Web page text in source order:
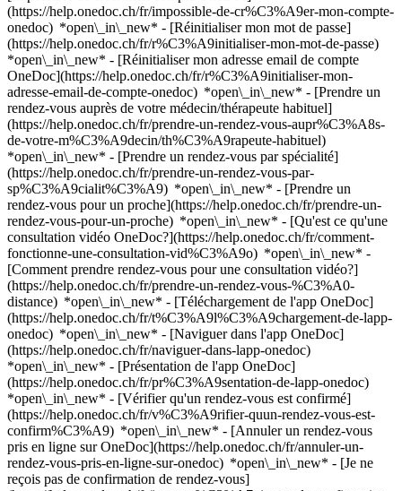
(https://help.onedoc.ch/fr/impossible-de-cr%C3%A9er-mon-compte-
onedoc) *open\_in\_new* - [Réinitialiser mon mot de passe]
(https://help.onedoc.ch/fr/r%C3%A9initialiser-mon-mot-de-passe)
*open\_in\_new* - [Réinitialiser mon adresse email de compte
OneDoc](https://help.onedoc.ch/fr/r%C3%A9initialiser-mon-
adresse-email-de-compte-onedoc) *open\_in\_new* - [Prendre un
rendez-vous auprès de votre médecin/thérapeute habituel]
(https://help.onedoc.ch/fr/prendre-un-rendez-vous-aupr%C3%A8s-
de-votre-m%C3%A9decin/th%C3%A9rapeute-habituel)
*open\_in\_new* - [Prendre un rendez-vous par spécialité]
(https://help.onedoc.ch/fr/prendre-un-rendez-vous-par-
sp%C3%A9cialit%C3%A9) *open\_in\_new* - [Prendre un
rendez-vous pour un proche](https://help.onedoc.ch/fr/prendre-un-
rendez-vous-pour-un-proche) *open\_in\_new* - [Qu'est ce qu'une
consultation vidéo OneDoc?](https://help.onedoc.ch/fr/comment-
fonctionne-une-consultation-vid%C3%A9o) *open\_in\_new* -
[Comment prendre rendez-vous pour une consultation vidéo?]
(https://help.onedoc.ch/fr/prendre-un-rendez-vous-%C3%A0-
distance) *open\_in\_new* - [Téléchargement de l'app OneDoc]
(https://help.onedoc.ch/fr/t%C3%A9l%C3%A9chargement-de-lapp-
onedoc) *open\_in\_new* - [Naviguer dans l'app OneDoc]
(https://help.onedoc.ch/fr/naviguer-dans-lapp-onedoc)
*open\_in\_new* - [Présentation de l'app OneDoc]
(https://help.onedoc.ch/fr/pr%C3%A9sentation-de-lapp-onedoc)
*open\_in\_new* - [Vérifier qu'un rendez-vous est confirmé](https://help.onedoc.ch/fr/v%C3%A9rifier-quun-rendez-vous-est-confirm%C3%A9) *open\_in\_new* - [Annuler un rendez-vous pris en ligne sur OneDoc](https://help.onedoc.ch/fr/annuler-un-rendez-vous-pris-en-ligne-sur-onedoc) *open\_in\_new* - [Je ne reçois pas de confirmation de rendez-vous](https://help.onedoc.ch/fr/je-ne-re%C3%A7ois-pas-de-confirmation-de-rendez-vous) *open\_in\_new* [Voir tous nos articles *open\_in\_new*](https://help.onedoc.ch/fr/) close ## Modifier votre recherche ![Maison avec un signe plus annonçant qu’une consultation peut être effectuée sur place](https://www.onedoc.ch/assets/images/icons/on-site.svg) Sur place ![Caméra avec un symbole lecture annonçant qu’une consultation peut être effectuée à distance en vidéo](https://www.onedoc.ch/assets/images/icons/remote.svg) À distance Rechercher #### Spécialités #### Praticiens #### Établissements edit Thérapeute en drainage lymphatique à Meyrin tune Filtrer par Nouveaux patients*keyboard\_arrow\_down* - Acceptés*check\_circle* Langue parlée*keyboard\_arrow\_down* - Allemand*check\_circle* - Anglais*check\_circle* - Arabe*check\_circle* - Bulgare*check\_circle* - Chinois*check\_circle* - Danois*check\_circle* - Espagnol*check\_circle* - Français*check\_circle* - Grec*check\_circle* - Hongrois*check\_circle* - Italien*check\_circle* - Lingala*check\_circle* - Mongol*check\_circle* - Néerlandais*check\_circle* - Polonais*check\_circle* - Portugais*check\_circle* - Roumain*check\_circle* - Russe*check\_circle* - Slovaque*check\_circle* - Suédois*check\_circle* - Swahili*check\_circle* - Tchèque*check\_circle* - Thaï*check\_circle* Sexe*keyboard\_arrow\_down* - Femme*check\_circle* - Homme*check\_circle* Réseau*keyboard\_arrow\_down* - ASCA*check\_circle* - RME*check\_circle* - APTN*check\_circle* Disponibilité*keyboard\_arrow\_down* - Disponible aujourdhui*check\_circle* - Dans les 3 prochains jours*check\_circle* - Dans les 7 prochains jours*check\_circle* - Dans les 14 prochains jours*check\_circle* # Thérapeute en drainage lymphatique à Meyrin: prenez rendez-vous en ligne aujourd'hui ## 3 résultats à Meyrin [![Mme Fabienne Attou, réflexologue à Meyrin](https://assets.onedoc.ch/images/users/e21c0a8f93ebf39dfaf220bad954a105bee4e96c2cdff0181bff4a500620121b-small.png "Mme Fabienne Attou, réflexologue à Meyrin")](https://www.onedoc.ch/fr/reflexologue/meyrin/pcs2d/fabienne-attou) ### [Mme Fabienne Attou](https://www.onedoc.ch/fr/reflexologue/meyrin/pcs2d/fabienne-attou) ![Badge indiquant un profil vérifié](https://www.onedoc.ch/assets/images/icons/checkmark.svg) [Réflexologue](https://www.onedoc.ch/fr/reflexologue/meyrin), Thérapeute en drainage lymphatique Fabienne Attou Massothérapie & Réflexologie Avenue de Vaudagne 60 1217 Meyrin ![Mme Fabienne Attou est affiliée au réseau ASCA](https://assets.onedoc.ch/images/networks/logos/496d325fd4282f2f0a46197dd629fd16fcd2d324839e441a2a65aaa74df08a15-small.png)![Mme Fabienne Attou est affiliée au réseau RME](https://assets.onedoc.ch/images/networks/logos/a202aabd14cdddb5ff03205af2481fb805645ff903773c55a6c572d22f23762e-small.png) ![Icône patient avec un signe plus annonçant que le professionnel accepte de nouveaux patients](https://www.onedoc.ch/assets/images/icons/new-patients.svg)Accepte les nouveaux patients [Réserver un RDV](https://www.onedoc.ch/fr/reflexologue/meyrin/pcs2d/fabienne-attou) *chevron\_left* mar. 04 août *chevron\_right* Voir plus de rendez-vous *error\_outline* Une erreur s'est produite lors du chargement des disponibilités [Réessayer](https://www.onedoc.ch) [![Mme Carine Rochat, acupunctrice à Meyrin](https://assets.onedoc.ch/images/users/ceac9721f761dab8159568c3702e77a707ef19acae08394437b64f26c96bea19-small.jpg "Mme Carine Rochat, acupunctrice à Meyrin")](https://www.onedoc.ch/fr/acupunctrice/meyrin/pcpf9/carine-rochat) ### [Mme Carine Rochat](https://www.onedoc.ch/fr/acupunctrice/meyrin/pcpf9/carine-rochat) ![Badge indiquant un profil vérifié](https://www.onedoc.ch/assets/images/icons/checkmark.svg) [Acupunctrice](https://www.onedoc.ch/fr/acupuncteur/meyrin), Thérapeute en drainage lymphatique Cabinet médical Dr D. Finci - Meyrin Rue Virginio-Malnati 37 1217 Meyrin ![Mme Carine Rochat est affiliée au réseau ASCA](https://assets.onedoc.ch/images/networks/logos/496d325fd4282f2f0a46197dd629fd16fcd2d324839e441a2a65aaa74df08a15-small.png)![Mme Carine Rochat est affiliée au réseau RME](https://assets.onedoc.ch/images/networks/logos/a202aabd14cdddb5ff03205af2481fb805645ff903773c55a6c572d22f23762e-small.png) ![Icône patient avec un signe plus annonçant que le professionnel accepte de nouveaux patients](https://www.onedoc.ch/assets/images/icons/new-patients.svg)Accepte les nouveaux patients [Réserver un RDV](https://www.onedoc.ch/fr/acupunctrice/meyrin/pcpf9/carine-rochat) *chevron\_left* mar. 04 août *chevron\_right* Voir plus de rendez-vous *error\_outline* Une erreur s'est produite lors du chargement des disponibilités [Réessayer](https://www.onedoc.ch) ## __Thérapeutes en drainage lymphatique__: d'autres spécialistes sont réservables en ligne dans les environs de __Meyrin__ [![Mme Carine Rochat, acupunctrice à Vernier](https://assets.onedoc.ch/images/users/ceac9721f761dab8159568c3702e77a707ef19acae08394437b64f26c96bea19-small.jpg "Mme Carine Rochat, acupunctrice à Vernier")](https://www.onedoc.ch/fr/acupunctrice/vernier/pchvd/carine-rochat) ### [Mme Carine Rochat](https://www.onedoc.ch/fr/acupunctrice/vernier/pchvd/carine-rochat) ![Badge indiquant un profil vérifié](https://www.onedoc.ch/assets/images/icons/checkmark.svg) [Acupunctrice](https://www.onedoc.ch/fr/acupuncteur/vernier), [Thérapeute en drainage lymphatique](https://www.onedoc.ch/fr/therapeute-en-drainage-lymphatique/vernier) Cabinet médical Drsse V. Leuenberger - Vernier Route de Vernier 201 1214 Vernier ![Mme Carine Rochat est affiliée au réseau ASCA](https://assets.onedoc.ch/images/networks/logos/496d325fd4282f2f0a46197dd629fd16fcd2d324839e441a2a65aaa74df08a15-small.png)![Mme Carine Rochat est affiliée au réseau RME](https://assets.onedoc.ch/images/networks/logos/a202aabd14cdddb5ff03205af2481fb805645ff903773c55a6c572d22f23762e-small.png) ![Icône patient avec un signe plus annonçant que le professionnel accepte de nouveaux patients](https://www.onedoc.ch/assets/images/icons/new-patients.svg)Accepte les nouveaux patients [Réserver un RDV](https://www.onedoc.ch/fr/acupunctrice/vernier/pchvd/carine-rochat) *chevron\_left* mar. 04 août *chevron\_right* Voir plus de rendez-vous *error\_outline* Une erreur s'est produite lors du chargement des disponibilités [Réessayer](https://www.onedoc.ch) [![Mme Karine Ambrosetti, masseuse classique à Vernier](https://assets.onedoc.ch/images/users/50e9ade3e4fb593430a509b88ea6306297faa944dc187f4abfc4b844a95aff92-small.jpg "Mme Karine Ambrosetti, masseuse classique à Vernier")](https://www.onedoc.ch/fr/masseuse-classique/vernier/pcyw1/karine-ambrosetti) ### [Mme Karine Ambrosetti](https://www.onedoc.ch/fr/masseuse-classique/vernier/pcyw1/karine-ambrosetti) ![Badge indiquant un profil vérifié](https://www.onedoc.ch/assets/images/icons/checkmark.svg) [Masseuse classique](https://www.onedoc.ch/fr/masseur-classique/vernier), [Thérapeute en drainage lymphatique](https://www.onedoc.ch/fr/therapeute-en-drainage-lymphatique/vernier) K'Zen Thérapies - SPACES - Quartier de l'Etang Place Casa Bamba 1 1219 Vernier ![Mme Karine Ambrosetti est affiliée au réseau ASCA](https://assets.onedoc.ch/images/networks/logos/496d325fd4282f2f0a46197dd629fd16fcd2d324839e441a2a65aaa74df08a15-small.png) ![Icône patient avec un signe plus annonçant que le professionnel accepte de nouveaux patients](https://www.onedoc.ch/assets/images/icons/new-patients.svg)Accepte les nouveaux patients [Réserver un RDV](https://www.onedoc.ch/fr/masseuse-classique/vernier/pcyw1/karine-ambrosetti) [![Mme Bettina Sipos, spécialiste en rééducation du périnée à Vernier](https://assets.onedoc.ch/images/users/5d2a41b9c273cea527ddcea17c9504be070149f9123dc5b28b6b90496709947d-small.jpg "Mme Bettina Sipos, spécialiste en rééducation du périnée à Vernier")](https://www.onedoc.ch/fr/specialiste-en-reeducation-du-perinee/vernier/pc0t0/bettina-sipos) ### [Mme Bettina Sipos](https://www.onedoc.ch/fr/specialiste-en-reeducation-du-perinee/vernier/pc0t0/bettina-sipos) ![Badge indiquant un profil vérifié](https://www.onedoc.ch/assets/images/icons/checkmark.svg) [Spécialiste en rééducation du périnée](https://www.onedoc.ch/fr/specialiste-en-reeducation-du-perinee/vernier), [Thérapeute en drainage lymphatique](https://www.onedoc.ch/fr/therapeute-en-drainage-lymphatique/vernier) [LAVY Médical Vernier](https://www.onedoc.ch/fr/cabinet-de-groupe/vernier/ebaz7/lavy-medical-vernier) Route de Montfleury 3 1214 Vernier ![Icône patient avec un signe plus annonçant que le professionnel accepte de nouveaux patients](https://www.onedoc.ch/assets/images/icons/new-patients.svg)Accepte les nouveaux patients [Réserver un RDV](https://www.onedoc.ch/fr/specialiste-en-reeducation-du-perinee/vernier/pc0t0/bettina-sipos) Expertises:[Rééducation du périnée | Rééducation post-partum | réhabilitation génito-urinaire](https://www.onedoc.ch/fr/reeducation-du-perinee-reeducation-post-partum-rehabilitation-genito-urinaire/vernier)Voir plus Expertises:[Rééducation du périnée | Rééducation post-partum | réhabilitation génito-urinaire](https://www.onedoc.ch/fr/reeducation-du-perinee-reeducation-post-partum-rehabilitation-genito-urinaire/vernier)Voir plus [![Mme Sandra Diagne, masseuse classique à Genève](https://assets.onedoc.ch/images/users/311150c9ec2d6fcc9812601032ce12b220d1c91fac7926d8eda09781e783dbde-small.png "Mme Sandra Diagne, masseuse classique à Genève")](https://www.onedoc.ch/fr/masseuse-classique/geneve/pc17r/sandra-diagne) ### [Mme Sandra Diagne](https://www.onedoc.ch/fr/masseuse-classique/geneve/pc17r/sandra-diagne) ![Badge indiq